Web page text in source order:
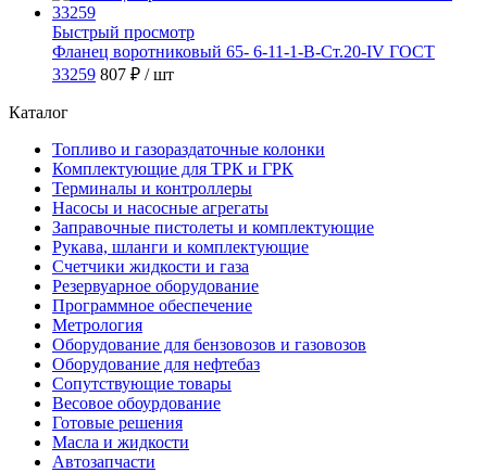
Быстрый просмотр
Фланец воротниковый 65- 6-11-1-B-Ст.20-IV ГОСТ
33259 807 ₽ / шт
Каталог
Топливо и газораздаточные колонки
Комплектующие для ТРК и ГРК
Терминалы и контроллеры
Насосы и насосные агрегаты
Заправочные пистолеты и комплектующие
Рукава, шланги и комплектующие
Счетчики жидкости и газа
Резервуарное оборудование
Программное обеспечение
Метрология
Оборудование для бензовозов и газовозов
Оборудование для нефтебаз
Сопутствующие товары
Весовое обоурдование
Готовые решения
Масла и жидкости
Автозапчасти